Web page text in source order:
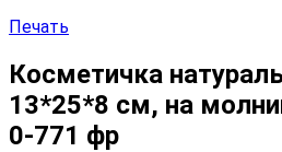
Печать
Косметичка
13*25*8 см, на
0-771 фр